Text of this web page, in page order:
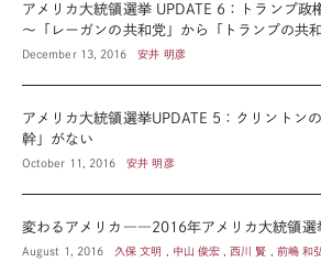
アメリカ大統領選挙 UPDATE 6：トランプ政
～「レーガンの共和党」から「トランプの共
December 13, 2016 安井 明彦
アメリカ大統領選挙UPDATE 5：クリントン
幹」がない
October 11, 2016 安井 明彦
変わるアメリカ――2016年アメリカ大統領選
August 1, 2016 久保 文明 , 中山 俊宏 , 西川 賢 , 前嶋 和